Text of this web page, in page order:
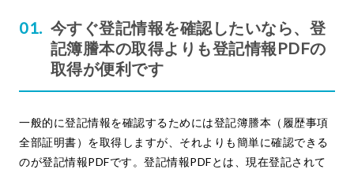
今すぐ登記情報を確認したいなら、登
記簿謄本の取得よりも登記情報PDFの
取得が便利です
一般的に登記情報を確認するためには登記簿謄本（履歴事項
全部証明書）を取得しますが、それよりも簡単に確認できる
のが登記情報PDFです。登記情報PDFとは、現在登記されて